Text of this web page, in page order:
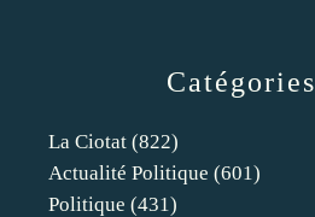
Catégories
La Ciotat (822)
Actualité Politique (601)
Politique (431)